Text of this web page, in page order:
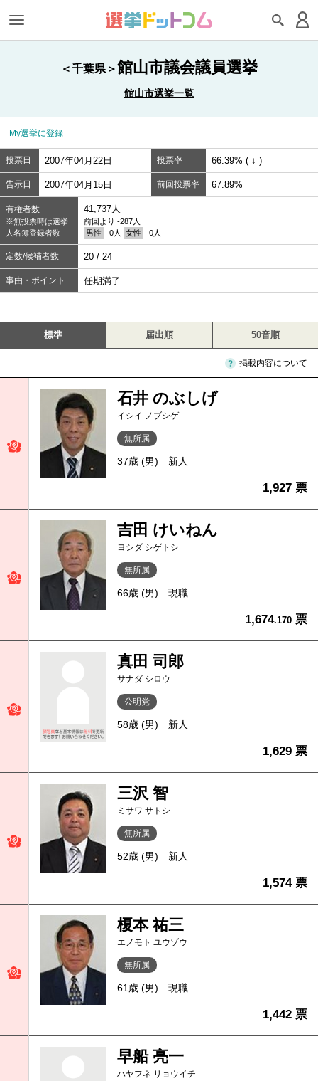
＜千葉県＞館山市議会議員選挙
館山市選挙一覧
My選挙に登録
投票日 2007年04月22日 投票率 66.39% ( ↓ )
告示日 2007年04月15日 前回投票率 67.89%
有権者数
※無投票時は選挙
人名簿登録者数
41,737人
前回より -287人
男性
0人 女性 0人
定数/候補者数 20 / 24
事由・ポイント 任期満了
標準 届出順 50音順
掲載内容について
石井 のぶしげ
イシイ ノブシゲ
無所属
37歳 (男) 新人
1,927 票
吉田 けいねん
ヨシダ シゲトシ
無所属
66歳 (男) 現職
1,674.170 票
真田 司郎
サナダ シロウ
公明党
58歳 (男) 新人
1,629 票
三沢 智
ミサワ サトシ
無所属
52歳 (男) 新人
1,574 票
榎本 祐三
エノモト ユウゾウ
無所属
61歳 (男) 現職
1,442 票
早船 亮一
ハヤフネ リョウイチ